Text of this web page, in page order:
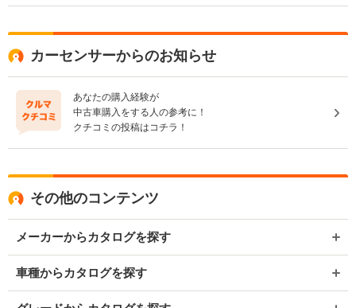
カーセンサーからのお知らせ
あなたの購入経験が
中古車購入をする人の参考に！
クチコミの投稿はコチラ！
その他のコンテンツ
メーカーからカタログを探す
車種からカタログを探す